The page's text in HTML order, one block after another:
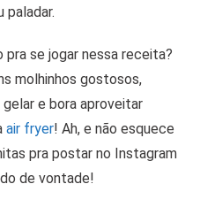
paladar.
pra se jogar nessa receita?
molhinhos gostosos,
e bora aproveitar
air fryer! Ah, e não esquece
pra postar no Instagram
de vontade!